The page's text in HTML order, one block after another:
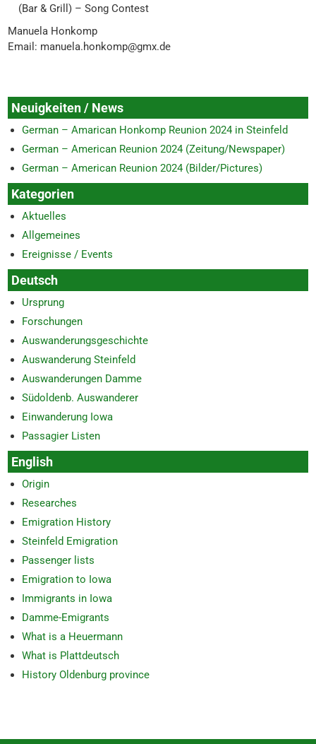
(Bar & Grill) – Song Contest
Manuela Honkomp
Email: manuela.honkomp@gmx.de
Neuigkeiten / News
German – Amarican Honkomp Reunion 2024 in Steinfeld
German – American Reunion 2024 (Zeitung/Newspaper)
German – American Reunion 2024 (Bilder/Pictures)
Kategorien
Aktuelles
Allgemeines
Ereignisse / Events
Deutsch
Ursprung
Forschungen
Auswanderungsgeschichte
Auswanderung Steinfeld
Auswanderungen Damme
Südoldenb. Auswanderer
Einwanderung Iowa
Passagier Listen
English
Origin
Researches
Emigration History
Steinfeld Emigration
Passenger lists
Emigration to Iowa
Immigrants in Iowa
Damme-Emigrants
What is a Heuermann
What is Plattdeutsch
History Oldenburg province